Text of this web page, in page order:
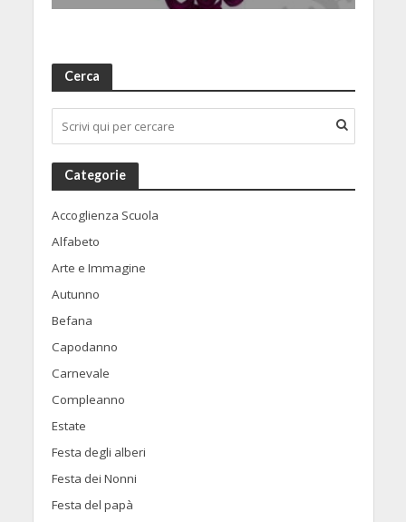
Cerca
Categorie
Accoglienza Scuola
Alfabeto
Arte e Immagine
Autunno
Befana
Capodanno
Carnevale
Compleanno
Estate
Festa degli alberi
Festa dei Nonni
Festa del papà